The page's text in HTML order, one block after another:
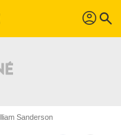
profil search
Sanderson